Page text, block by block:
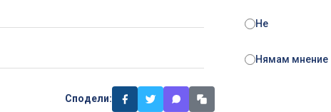
Сподели:
Не
Нямам мнение